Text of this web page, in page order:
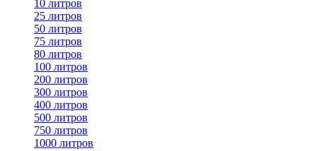
10 литров
25 литров
50 литров
75 литров
80 литров
100 литров
200 литров
300 литров
400 литров
500 литров
750 литров
1000 литров